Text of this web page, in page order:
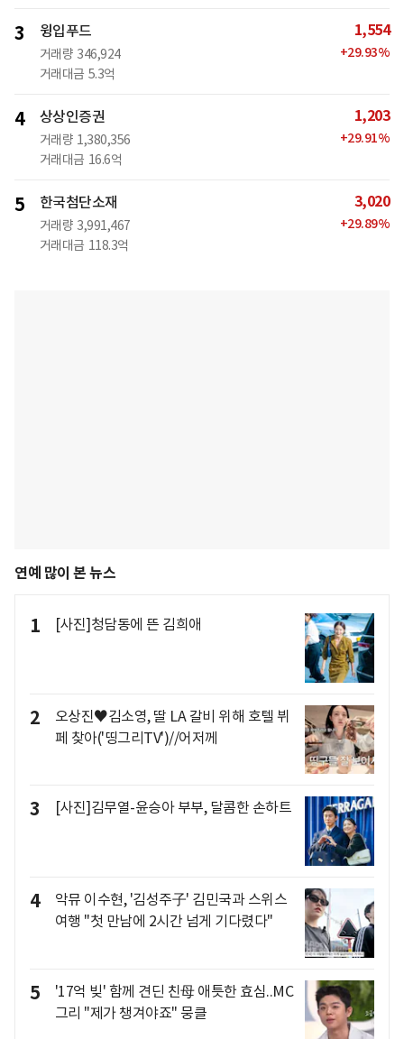
3 윙입푸드
거래량 346,924
거래대금 5.3억
1,554
+29.93%
4 상상인증권
거래량 1,380,356
거래대금 16.6억
1,203
+29.91%
5 한국첨단소재
거래량 3,991,467
거래대금 118.3억
3,020
+29.89%
연예 많이 본 뉴스
1 [사진]청담동에 뜬 김희애
2
오상진♥김소영, 딸 LA 갈비 위해 호텔 뷔
페 찾아('띵그리TV')//어저께
3 [사진]김무열-윤승아 부부, 달콤한 손하트
4
악뮤 이수현, '김성주子' 김민국과 스위스
여행 "첫 만남에 2시간 넘게 기다렸다"
5
'17억 빚' 함께 견딘 친母 애틋한 효심..MC
그리 "제가 챙겨야죠" 뭉클